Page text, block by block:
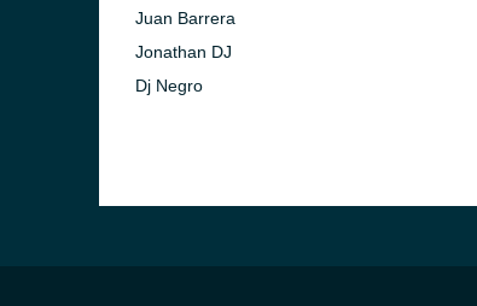
Juan Barrera
Jonathan DJ
Dj Negro